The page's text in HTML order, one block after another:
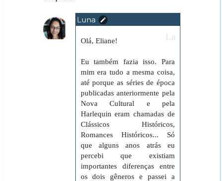
Luna
Olá, Eliane!
Eu também fazia isso. Para
mim era tudo a mesma coisa,
até porque as séries de época
publicadas anteriormente pela
Nova Cultural e pela
Harlequin eram chamadas de
Clássicos Históricos,
Romances Históricos... Só
que alguns anos atrás eu
percebi que existiam
importantes diferenças entre
os dois gêneros e passei a